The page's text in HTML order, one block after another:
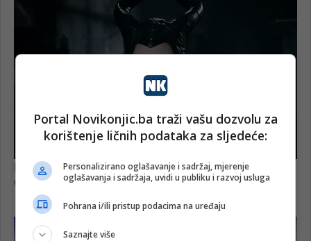
Portal Novikonjic.ba traži vašu dozvolu za
korištenje ličnih podataka za sljedeće:
Personalizirano oglašavanje i sadržaj, mjerenje
oglašavanja i sadržaja, uvidi u publiku i razvoj usluga
Pohrana i/ili pristup podacima na uređaju
Saznajte više